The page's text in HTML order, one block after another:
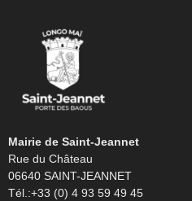
Mairie de Saint-Jeannet
Rue du Château
06640 SAINT-JEANNET
Tél.:+33 (0) 4 93 59 49 45